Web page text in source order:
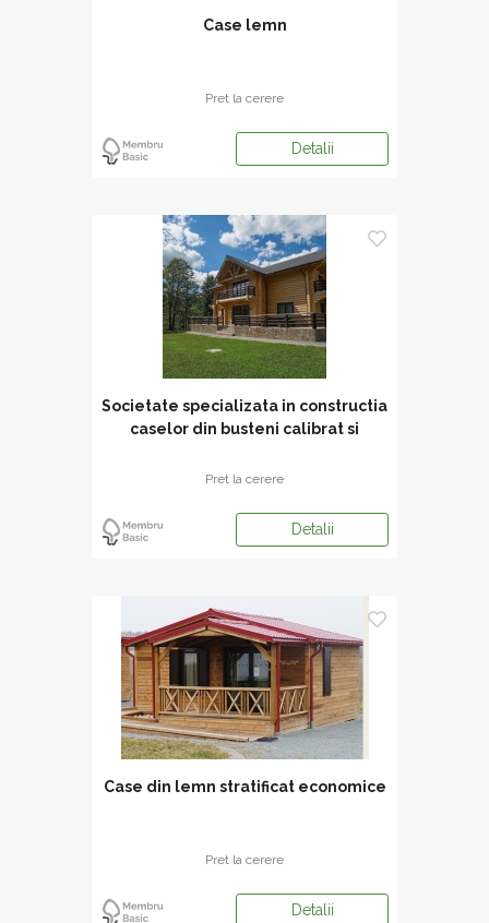
Case lemn
Pret la cerere
Detalii
Societate specializata in constructia
caselor din busteni calibrat si
Pret la cerere
Detalii
Case din lemn stratificat economice
Pret la cerere
Detalii